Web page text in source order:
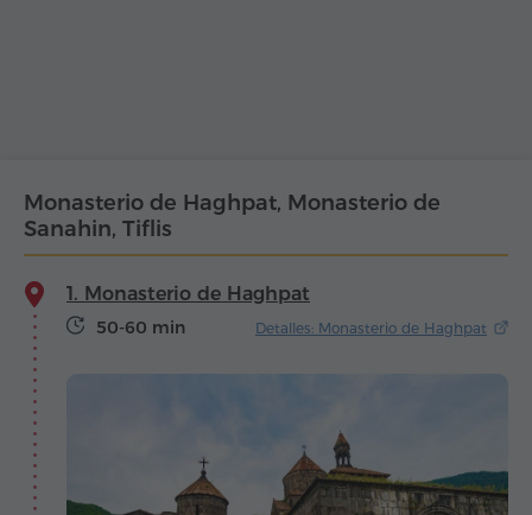
Monasterio de Haghpat, Monasterio de
Sanahin, Tiflis
1. Monasterio de Haghpat
50-60 min Detalles: Monasterio de Haghpat